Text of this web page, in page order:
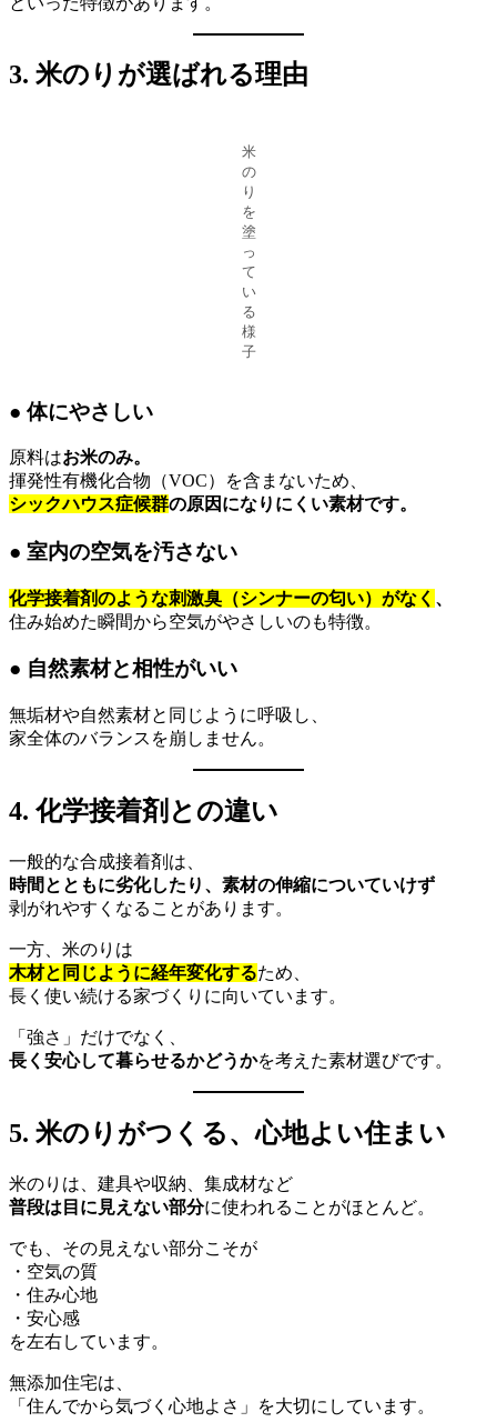
3. 米のりが選ばれる理由
米
の
り
を
塗
っ
て
い
る
様
子
● 体にやさしい
原料はお米のみ。
揮発性有機化合物（VOC）を含まないため、
シックハウス症候群の原因になりにくい素材です。
● 室内の空気を汚さない
化学接着剤のような刺激臭（シンナーの匂い）がなく 、
住み始めた瞬間から空気がやさしいのも特徴。
● 自然素材と相性がいい
無垢材や自然素材と同じように呼吸し、
家全体のバランスを崩しません。
4. 化学接着剤との違い
一般的な合成接着剤は、
時間とともに劣化したり、素材の伸縮についていけず
剥がれやすくなることがあります。
一方、米のりは
木材と同じように経年変化するため、
長く使い続ける家づくりに向いています。
「強さ」だけでなく、
長く安心して暮らせるかどうかを考えた素材選びです。
5. 米のりがつくる、心地よい住まい
米のりは、建具や収納、集成材など
普段は目に見えない部分に使われることがほとんど。
でも、その見えない部分こそが
・空気の質
・住み心地
・安心感
を左右しています。
無添加住宅は、
「住んでから気づく心地よさ」を大切にしています。